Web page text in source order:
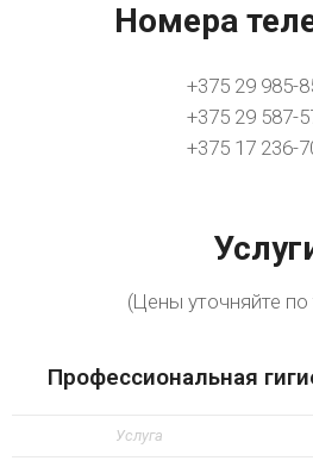
Номера
+375 29 985-
+375 29 587-
+375 17 236-
(Цены уточняйте по
Профессиональная
Услуга